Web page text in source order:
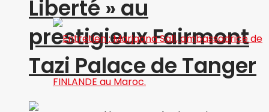
Liberté » au
prestigieux Fairmont
Tazi Palace de Tanger